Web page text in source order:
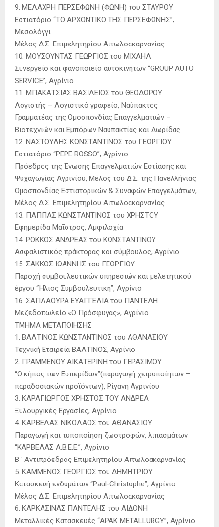
9. ΜΕΛΑΧΡΗ ΠΕΡΣΕΦΩΝΗ (ΦΩΝΗ) του ΣΤΑΥΡΟΥ
Εστιατόριο “ΤΟ ΑΡΧΟΝΤΙΚΟ ΤΗΣ ΠΕΡΣΕΦΩΝΗΣ”,
Μεσολόγγι
Μέλος Δ.Σ. Επιμελητηρίου Αιτωλοακαρνανίας
10. ΜΟΥΣΟΥΝΤΑΣ ΓΕΩΡΓΙΟΣ του ΜΙΧΑΗΛ
Συνεργείο και φανοποιείο αυτοκινήτων “GROUP AUTO
SERVICE”, Αγρίνιο
11. ΜΠΑΚΑΤΣΙΑΣ ΒΑΣΙΛΕΙΟΣ του ΘΕΟΔΩΡΟΥ
Λογιστής – Λογιστικό γραφείο, Ναύπακτος
Γραμματέας της Ομοσπονδίας Επαγγελματιών –
Βιοτεχνιών και Εμπόρων Ναυπακτίας και Δωρίδας
12. ΝΑΣΤΟΥΛΗΣ ΚΩΝΣΤΑΝΤΙΝΟΣ του ΓΕΩΡΓΙΟΥ
Εστιατόριο “PEPE ROSSO”, Αγρίνιο
Πρόεδρος της Ένωσης Επαγγελματιών Εστίασης και
Ψυχαγωγίας Αγρινίου, Μέλος του Δ.Σ. της Πανελλήνιας
Ομοσπονδίας Εστιατορικών & Συναφών Επαγγελμάτων,
Μέλος Δ.Σ. Επιμελητηρίου Αιτωλοακαρνανίας
13. ΠΑΠΠΑΣ ΚΩΝΣΤΑΝΤΙΝΟΣ του ΧΡΗΣΤΟΥ
Εφημερίδα Μαΐστρος, Αμφιλοχία
14. ΡΟΚΚΟΣ ΑΝΔΡΕΑΣ του ΚΩΝΣΤΑΝΤΙΝΟΥ
Ασφαλιστικός πράκτορας και σύμβουλος, Αγρίνιο
15. ΣΑΚΚΟΣ ΙΩΑΝΝΗΣ του ΓΕΩΡΓΙΟΥ
Παροχή συμβουλευτικών υπηρεσιών και μελετητικού
έργου “Ήλιος Συμβουλευτική”, Αγρίνιο
16. ΣΑΠΛΑΟΥΡΑ ΕΥΑΓΓΕΛΙΑ του ΠΑΝΤΕΛΗ
Μεζεδοπωλείο «Ο Πρόσφυγας», Αγρίνιο
ΤΜΗΜΑ ΜΕΤΑΠΟΙΗΣΗΣ
1. ΒΑΛΤΙΝΟΣ ΚΩΝΣΤΑΝΤΙΝΟΣ του ΑΘΑΝΑΣΙΟΥ
Τεχνική Εταιρεία ΒΑΛΤΙΝΟΣ, Αγρίνιο
2. ΓΡΑΜΜΕΝΟΥ ΑΙΚΑΤΕΡΙΝΗ του ΓΕΡΑΣΙΜΟΥ
“Ο κήπος των Εσπερίδων”(παραγωγή χειροποίητων –
παραδοσιακών προϊόντων), Ρίγανη Αγρινίου
3. ΚΑΡΑΓΙΩΡΓΟΣ ΧΡΗΣΤΟΣ ΤΟΥ ΑΝΔΡΕΑ
Ξυλουργικές Εργασίες, Αγρίνιο
4. ΚΑΡΒΕΛΑΣ ΝΙΚΟΛΑΟΣ του ΑΘΑΝΑΣΙΟΥ
Παραγωγή και τυποποίηση ζωοτροφών, λιπασμάτων
“ΚΑΡΒΕΛΑΣ Α.Β.Ε.Ε.”, Αγρίνιο
Β ‘ Αντιπρόεδρος Επιμελητηρίου Αιτωλοακαρνανίας
5. ΚΑΜΜΕΝΟΣ ΓΕΩΡΓΙΟΣ του ΔΗΜΗΤΡΙΟΥ
Κατασκευή ενδυμάτων “Paul-Christophe”, Αγρίνιο
Μέλος Δ.Σ. Επιμελητηρίου Αιτωλοακαρνανίας
6. ΚΑΡΚΑΣΙΝΑΣ ΠΑΝΤΕΛΗΣ του ΑΪΔΟΝΗ
Μεταλλικές Κατασκευές “APAK METALLURGY”, Αγρίνιο